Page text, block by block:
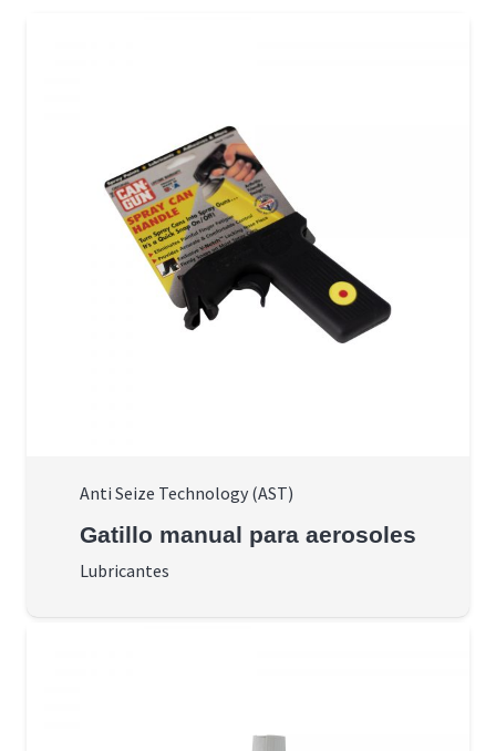
Anti Seize Technology (AST)
Gatillo manual para aerosoles
Lubricantes